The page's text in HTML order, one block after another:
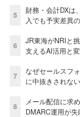
5
財務・会計DX
入でも予実差異
6
JR東海がNRIと
支えるAI活用と
7
なぜセールスフ
に中抜きされな
8
メール配信に求
DMARC運用が